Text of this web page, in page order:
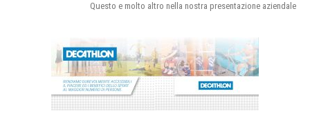
Questo e molto altro nella nostra presentazione aziendale